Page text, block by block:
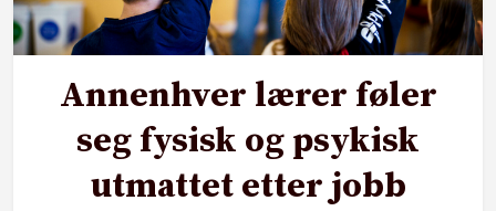
Annenhver lærer føler
seg fysisk og psykisk
utmattet etter jobb